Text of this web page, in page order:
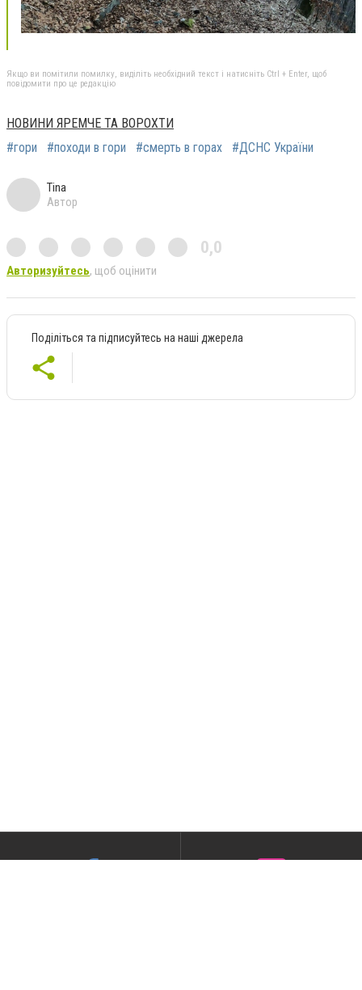
Якщо ви помітили помилку, виділіть необхідний текст і натисніть Ctrl + Enter, щоб
повідомити про це редакцію
НОВИНИ ЯРЕМЧЕ ТА ВОРОХТИ
#гори
#походи в гори #смерть в горах #ДСНС України
Tina
Автор
0,0
Авторизуйтесь, щоб оцінити
Поділіться та підписуйтесь на наші джерела